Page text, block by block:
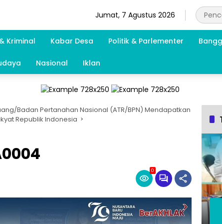
Jumat, 7 Agustus 2026
Kriminal Kabar Desa Politik & Parlementer
Nasional Iklan
Badan Pertanahan Nasional (ATR/BPN) Mendapatkan
Republik Indonesia
0